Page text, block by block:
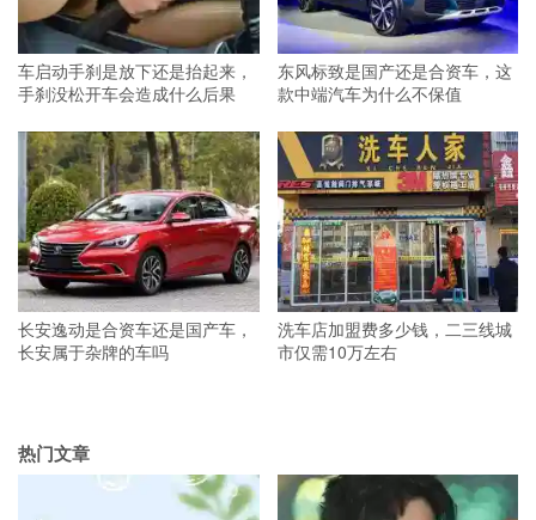
车启动手刹是放下还是抬起来，
手刹没松开车会造成什么后果
东风标致是国产还是合资车，这
款中端汽车为什么不保值
长安逸动是合资车还是国产车，
长安属于杂牌的车吗
洗车店加盟费多少钱，二三线城
市仅需10万左右
热门文章